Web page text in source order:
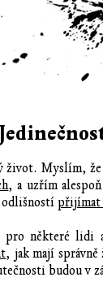
život. Myslím,
, a uzřím
přijímat
pro některé lidi
, jak mají
budou v